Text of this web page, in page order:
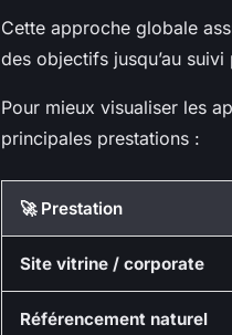
Cette approche globale
des objectifs jusqu’au
Pour mieux visualiser les
principales prestations :
🚀 Prestation
Site vitrine / corporate
Référencement naturel